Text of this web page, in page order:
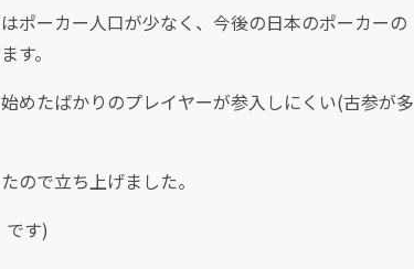
ポーカー人口が少なく、今後の日本のポーカーの
す。
めたばかりのプレイヤーが参入しにくい(古参が多
ので立ち上げました。
です)